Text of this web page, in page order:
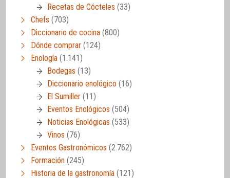
Recetas de Cócteles (33)
Chefs (703)
Diccionario de cocina (800)
Dónde comprar (124)
Enología (1.141)
Bodegas (13)
Diccionario enológico (16)
El Sumiller (11)
Eventos Enológicos (504)
Noticias Enológicas (533)
Vinos (76)
Eventos Gastronómicos (2.762)
Formación (245)
Historia de la gastronomía (121)